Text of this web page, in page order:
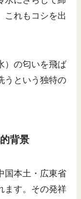
これもコシを出
）の匂いを飛ば
うという独特の
背景
国本土・広東省
ます。その発祥